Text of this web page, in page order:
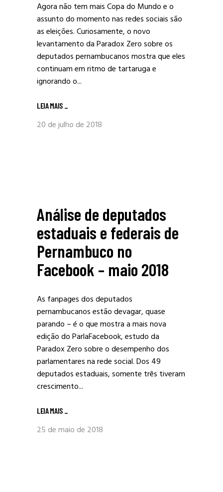
Agora não tem mais Copa do Mundo e o
assunto do momento nas redes sociais são
as eleições. Curiosamente, o novo
levantamento da Paradox Zero sobre os
deputados pernambucanos mostra que eles
continuam em ritmo de tartaruga e
ignorando o...
LEIA MAIS _
20 de julho de 2018
Análise de deputados
estaduais e federais de
Pernambuco no
Facebook – maio 2018
As fanpages dos deputados
pernambucanos estão devagar, quase
parando – é o que mostra a mais nova
edição do ParlaFacebook, estudo da
Paradox Zero sobre o desempenho dos
parlamentares na rede social. Dos 49
deputados estaduais, somente três tiveram
crescimento...
LEIA MAIS _
25 de maio de 2018